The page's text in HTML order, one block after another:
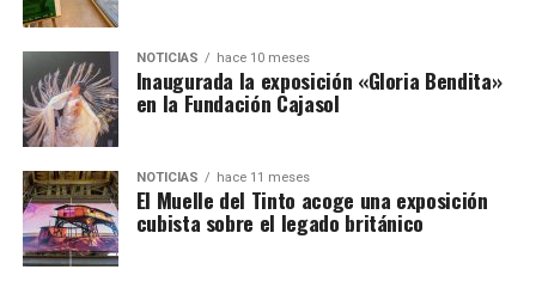
NOTICIAS hace 10 meses
Inaugurada la exposición «Gloria Bendita»
en la Fundación Cajasol
NOTICIAS hace 11 meses
El Muelle del Tinto acoge una exposición
cubista sobre el legado británico